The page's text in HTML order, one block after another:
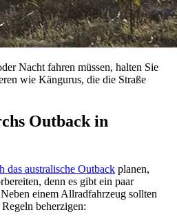
Nacht fahren müssen, halten Sie
wie Kängurus, die die Straße
Outback in
das australische Outback planen,
denn es gibt ein paar
einem Allradfahrzeug sollten
beherzigen: